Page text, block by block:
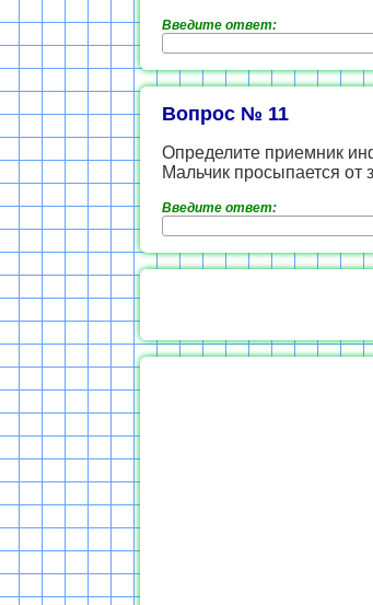
Введите ответ:
Вопрос № 11
Определите приемник
Мальчик просыпается от
Введите ответ: